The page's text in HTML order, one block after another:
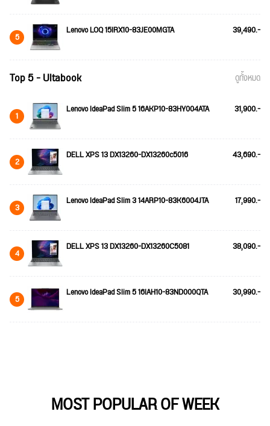
5 Lenovo LOQ 15IRX10-83JE00MGTA 39,490.-
Top 5 - Ultabook ดูทั้งหมด
1 Lenovo IdeaPad Slim 5 16AKP10-83HY004ATA 31,900.-
2 DELL XPS 13 DX13260-DX13260c5016 43,690.-
3 Lenovo IdeaPad Slim 3 14ARP10-83K6004JTA 17,990.-
4 DELL XPS 13 DX13260-DX13260C5081 38,090.-
5 Lenovo IdeaPad Slim 5 16IAH10-83ND000QTA 30,990.-
MOST POPULAR OF WEEK